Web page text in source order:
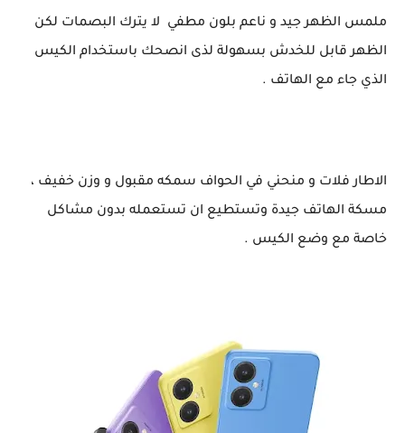
ملمس الظهر جيد و ناعم بلون مطفي لا يترك البصمات لكن
الظهر قابل للخدش بسهولة لذى انصحك باستخدام الكيس
الذي جاء مع الهاتف .
الاطار فلات و منحني في الحواف سمكه مقبول و وزن خفيف ،
مسكة الهاتف جيدة وتستطيع ان تستعمله بدون مشاكل
خاصة مع وضع الكيس .